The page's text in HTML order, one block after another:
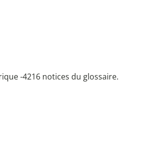
-4216 notices du glossaire.